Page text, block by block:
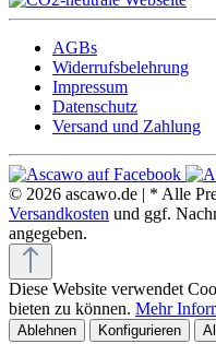
AGBs
Widerrufsbelehrung
Impressum
Datenschutz
Versand und Zahlung
© 2026 ascawo.de | * Alle
Versandkosten und ggf.
angegeben.
Diese Website verwendet
bieten zu können. Mehr
Ablehnen Konfigurieren